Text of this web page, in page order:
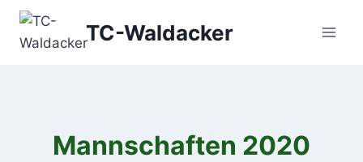
Zum
springen
TC-Waldacker
Mannschaften 2020